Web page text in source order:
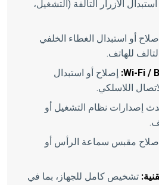
الأزرار التالفة (التشغيل،
أو استبدال الغطاء الخلفي
للهاتف.
إصلاح أو استبدال
اللاسلكي.
إصدارات نظام التشغيل أو
مقبس سماعة الرأس أو
تشخيص كامل للجهاز، بما في